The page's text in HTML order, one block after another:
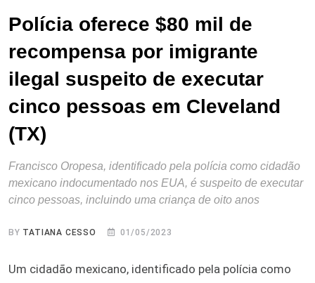
Polícia oferece $80 mil de
recompensa por imigrante
ilegal suspeito de executar
cinco pessoas em Cleveland
(TX)
Francisco Oropesa, identificado pela polícia como cidadão
mexicano indocumentado nos EUA, é suspeito de executar
cinco pessoas, incluindo uma criança de oito anos
BY TATIANA CESSO 01/05/2023
Um cidadão mexicano, identificado pela polícia como